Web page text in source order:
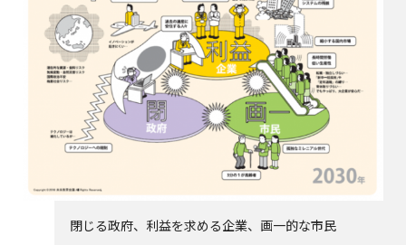
閉じる政府、利益を求める企業、画一的な市民